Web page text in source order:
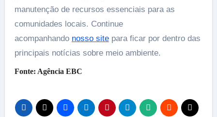
manutenção de recursos essenciais para as
comunidades locais. Continue
acompanhando nosso sitepara ficar por dentro das
principais notícias sobre meio ambiente.
Fonte: Agência EBC